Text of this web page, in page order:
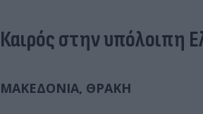
Καιρός στην υπόλοιπη
ΜΑΚΕΔΟΝΙΑ, ΘΡΑΚΗ